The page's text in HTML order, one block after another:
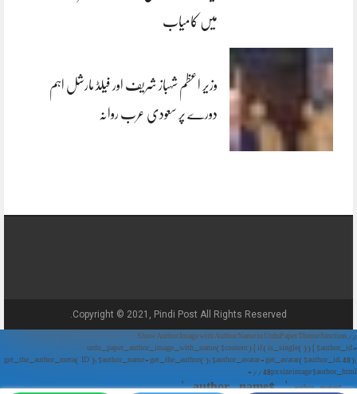
میں کامیاب
وزیر اعظم شہباز شریف اور فیلڈ مارشل اہم
دورے پر سعودی عرب روانہ
Copyright © 2021, Pindi Post All Rights Reserved.
// Show Author Image with Author Name in UrduPaper Theme function
urdu_paper_author_image_with_name($content) { if (is_single()) { $author_id =
get_the_author_meta('ID'); $author_name = get_the_author(); $author_avatar = get_avatar($author_id, 48);
// 48px size image $author_html = '
' . $author_avatar . '
' . $author_name . '